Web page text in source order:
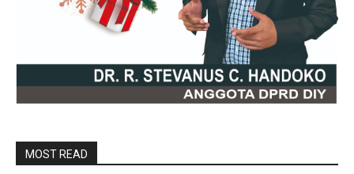
MOST READ